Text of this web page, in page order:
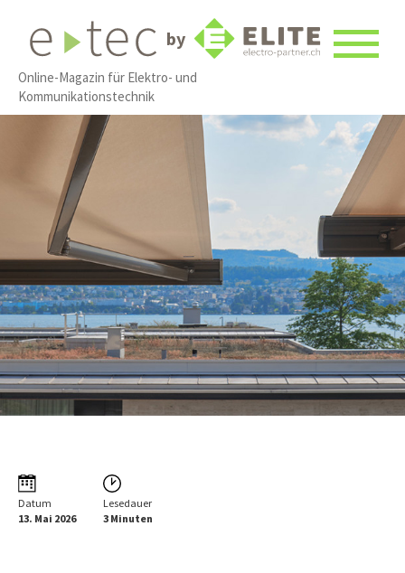
by
Online-Magazin für Elektro- und
Kommunikationstechnik
Datum
13. Mai 2026
Lesedauer
3 Minuten